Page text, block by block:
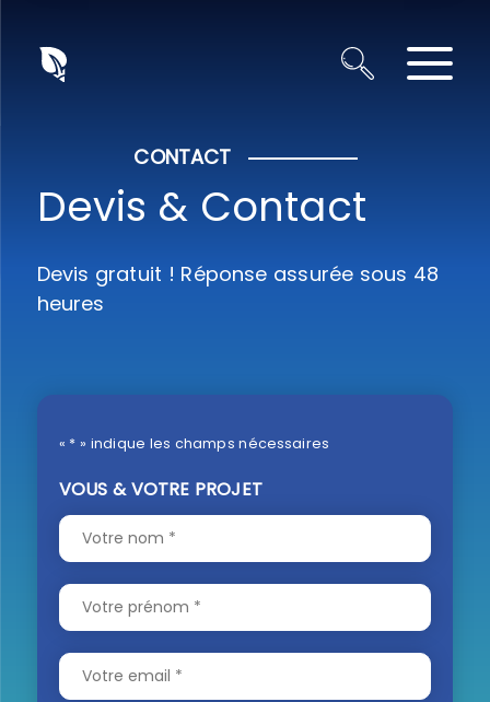
CONTACT
Devis & Contact
Devis gratuit ! Réponse assurée sous 48
heures
« * » indique les champs nécessaires
VOUS & VOTRE PROJET